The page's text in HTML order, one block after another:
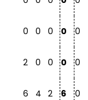
0 0 0 0 0
2 0 0 0 0
6 4 2 6 0